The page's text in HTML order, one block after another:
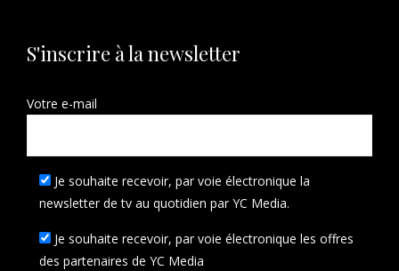
S'inscrire à la newsletter
Votre e-mail
Je souhaite recevoir, par voie électronique la
newsletter de tv au quotidien par YC Media.
Je souhaite recevoir, par voie électronique les offres
des partenaires de YC Media